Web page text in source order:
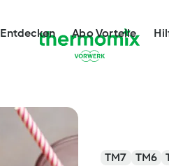
Entdecken Abo Vorteile
TM7 TM6